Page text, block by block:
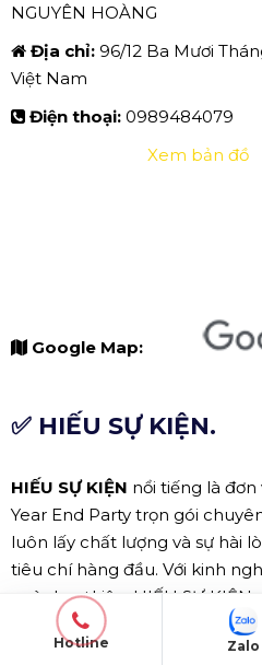
NGUYÊN HOÀNG
Địa chỉ: 96/12 Ba Mươi
Việt Nam
Điện thoại: 0989484079
Google Map:
Xem bản đồ
✅ HIẾU SỰ KIỆN.
HIẾU SỰ KIỆN nổi tiếng là
Year End Party trọn gói
luôn lấy chất lượng và sự hài
tiêu chí hàng đầu. Với kinh
ngành sự kiện, HIẾU SỰ
từ khâu lên ý tưởng, chuẩn bị
quản lý chương trình, đảm
Hotline Zalo